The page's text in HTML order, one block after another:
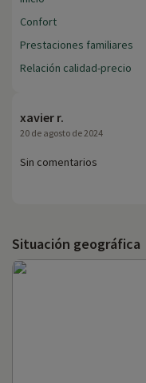
Confort
Prestaciones familiares
Relación calidad-precio
xavier r.
20 de agosto de 2024
Sin comentarios
Situación geográfica